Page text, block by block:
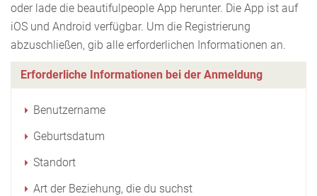
oder lade die beautifulpeople App herunter. Die App ist auf
iOS und Android verfügbar. Um die Registrierung
abzuschließen, gib alle erforderlichen Informationen an.
Erforderliche Informationen bei der Anmeldung
Benutzername
Geburtsdatum
Standort
Art der Beziehung, die du suchst